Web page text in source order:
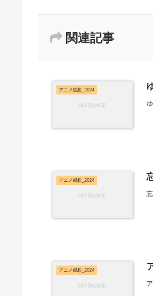
関連記事
アニメ感想_2024
アニメ感想_2024
アニメ感想_2024